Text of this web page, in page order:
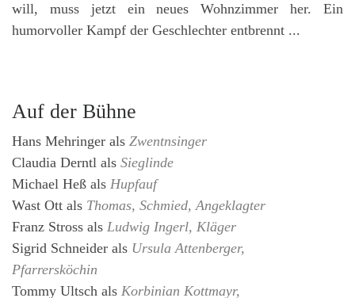
will, muss jetzt ein neues Wohnzimmer her. Ein
humorvoller Kampf der Geschlechter entbrennt ...
Auf der Bühne
Hans Mehringer als Zwentnsinger
Claudia Derntl als Sieglinde
Michael Heß als Hupfauf
Wast Ott als Thomas, Schmied, Angeklagter
Franz Stross als Ludwig Ingerl, Kläger
Sigrid Schneider als Ursula Attenberger,
Pfarrersköchin
Tommy Ultsch als Korbinian Kottmayr,